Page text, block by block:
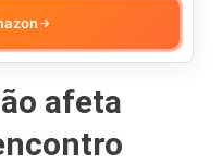
→
afeta